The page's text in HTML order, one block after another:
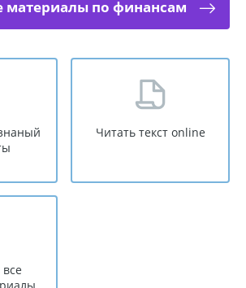
материалы по финансам
Читать текст online